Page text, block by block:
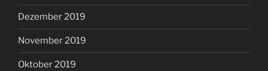
Dezember 2019
November 2019
Oktober 2019